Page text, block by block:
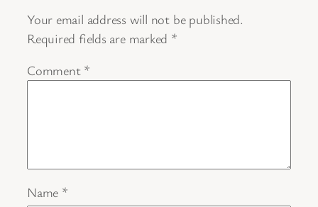
Your email address will not be published.
Required fields are marked *
Comment *
Name *